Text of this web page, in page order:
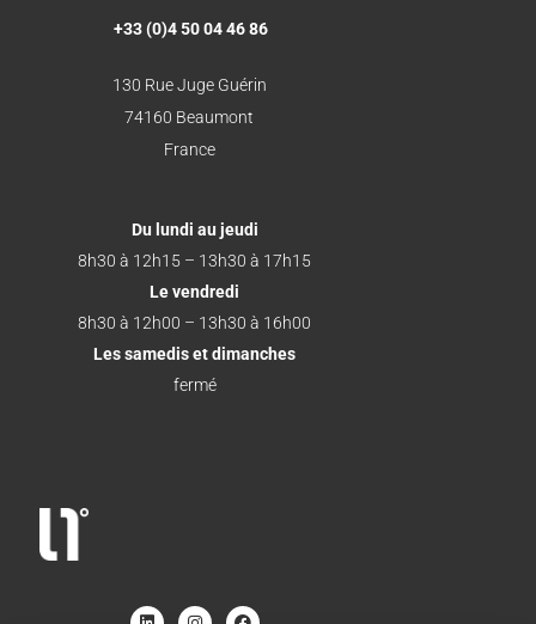
+33 (0)4 50 04 46 86
130 Rue Juge Guérin
74160 Beaumont
France
Du lundi au jeudi
8h30 à 12h15 – 13h30 à 17h15
Le vendredi
8h30 à 12h00 – 13h30 à 16h00
Les samedis et dimanches
fermé